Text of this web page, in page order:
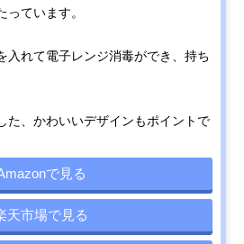
っています。
入れて電子レンジ消毒ができ、持ち
た、かわいいデザインもポイントで
で見る
天市場で見る